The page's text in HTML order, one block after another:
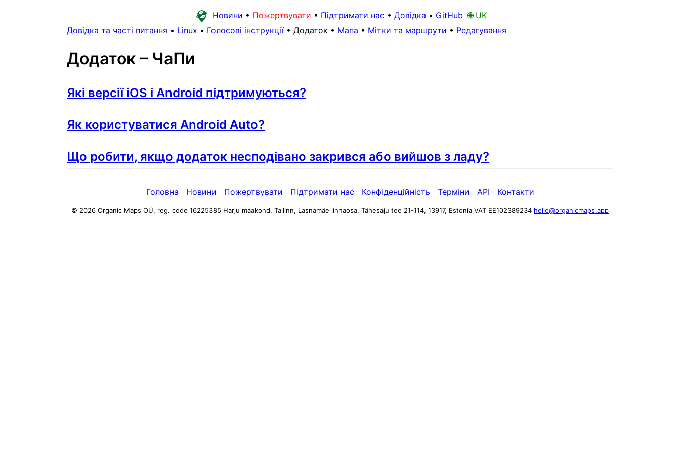
Новини • Пожертвувати • Підтримати нас • Довідка • GitHub 🌐 UK
Довідка та часті питання • Linux • Голосові інструкції• Додаток • Мапа • Мітки та маршрути • Редагування
Додаток – ЧаПи
Які версії iOS і Android підтримуються?
Як користуватися Android Auto?
Що робити, якщо додаток несподівано закрився або вийшов з ладу?
Головна Новини Пожертвувати Підтримати нас Конфіденційність Терміни API Контакти
© 2026 Organic Maps OÜ, reg. code 16225385 Harju maakond, Tallinn, Lasnamäe linnaosa, Tähesaju tee 21-114, 13917, Estonia VAT EE102389234 hello@organicmaps.app